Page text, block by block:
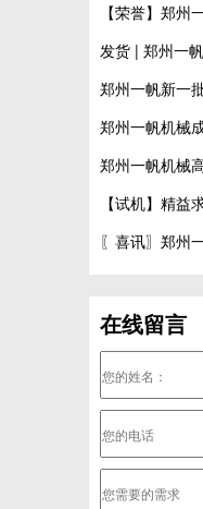
【荣誉】郑州
发货 | 郑州一
郑州一帆新一
郑州一帆机械
郑州一帆机械
【试机】精益
〖喜讯〗郑州
在线留言